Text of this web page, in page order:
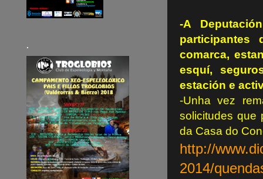
-A
comarca,
esquí,
estación e
-Unha vez
solicitudes que
da Casa do
http://
2014/
.